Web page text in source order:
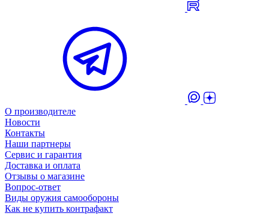
О производителе
Новости
Контакты
Наши партнеры
Сервис и гарантия
Доставка и оплата
Отзывы о магазине
Вопрос-ответ
Виды оружия самообороны
Как не купить контрафакт